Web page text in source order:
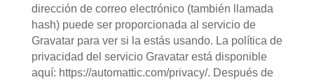
dirección de correo electrónico (también llamada
hash) puede ser proporcionada al servicio de
Gravatar para ver si la estás usando. La política de
privacidad del servicio Gravatar está disponible
aquí: https://automattic.com/privacy/. Después de